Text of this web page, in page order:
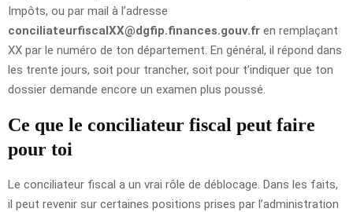
Impôts, ou par mail à l’adresse
conciliateurfiscalXX@dgfip.finances.gouv.fr en remplaçant
XX par le numéro de ton département. En général, il répond dans
les trente jours, soit pour trancher, soit pour t’indiquer que ton
dossier demande encore un examen plus poussé.
Ce que le conciliateur fiscal peut faire
pour toi
Le conciliateur fiscal a un vrai rôle de déblocage. Dans les faits,
il peut revenir sur certaines positions prises par l’administration